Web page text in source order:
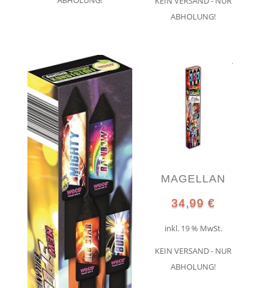
ABHOLUNG!
MAGELLAN
34,99€
inkl. 19 % MwSt.
KEIN VERSAND - NUR
ABHOLUNG!